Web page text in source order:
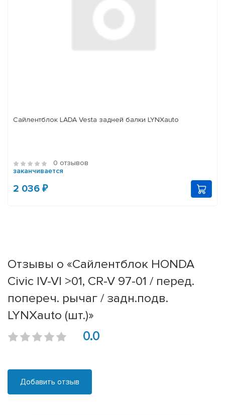
Сайлентблок LADA Vesta задней балки LYNXauto
0 отзывов
заканчивается
2 036 ₽
Отзывы о «Сайлентблок HONDA
Civic IV-VI >01, CR-V 97-01 / перед.
попереч. рычаг / задн.подв.
LYNXauto (шт.)»
0.0
Добавить отзыв